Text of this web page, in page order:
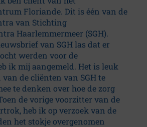
Floriande. Dit is één van de
van Stichting
Haarlemmermeer (SGH).
van SGH las dat er
werden voor de
ik mij aangemeld. Het is leuk
van de cliënten van SGH te
te denken over hoe de zorg
de vorige voorzitter van de
heb ik op verzoek van de
het stokje overgenomen